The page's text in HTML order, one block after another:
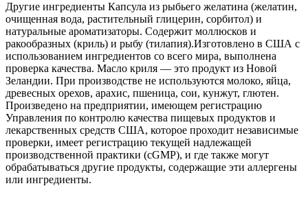
Другие ингредиенты Капсула из рыбьего желатина (желатин,
очищенная вода, растительный глицерин, сорбитол) и
натуральные ароматизаторы. Содержит моллюсков и
ракообразных (криль) и рыбу (тилапия). ​Изготовлено в США с
использованием ингредиентов со всего мира, выполнена
проверка качества. Масло криля — это продукт из Новой
Зеландии. При производстве не используются молоко, яйца,
древесных орехов, арахис, пшеница, сои, кунжут, глютен.
Произведено на предприятии, имеющем регистрацию
Управления по контролю качества пищевых продуктов и
лекарственных средств США, которое проходит независимые
проверки, имеет регистрацию текущей надлежащей
производственной практики (cGMP), и где также могут
обрабатываться другие продукты, содержащие эти аллергены
или ингредиенты.